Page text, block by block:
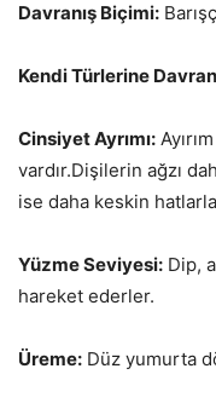
Davranış Biçimi:
Kendi Türlerine
Cinsiyet Ayrımı:
vardır.Dişilerin ağzı
ise daha keskin hatlarla
Yüzme Seviyesi: Dip,
hareket ederler.
Üreme: Düz yumurta